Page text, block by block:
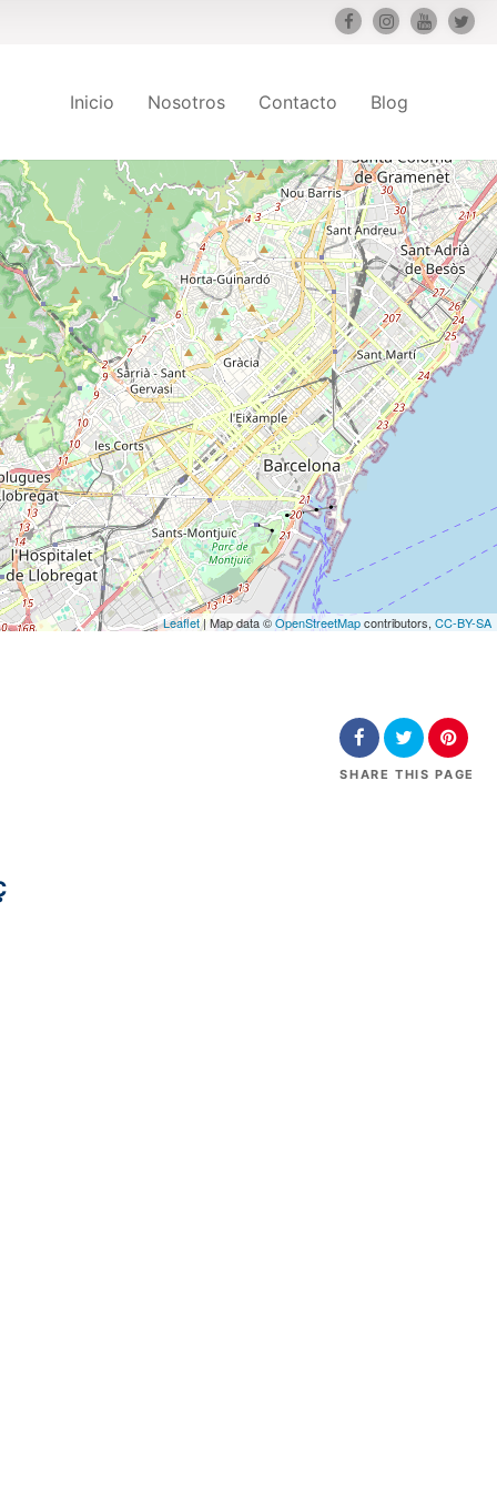
Inicio Nosotros Contacto Blog
Leaflet| Map data ©OpenStreetMapcontributors, CC-BY-SA
SHARE THIS PAGE